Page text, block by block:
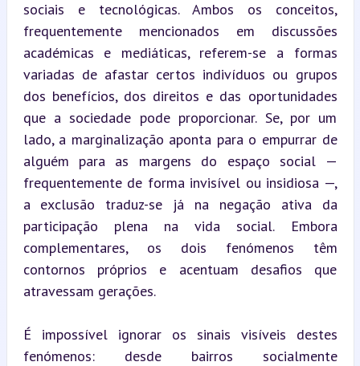
sociais e tecnológicas. Ambos os conceitos,
frequentemente mencionados em discussões
académicas e mediáticas, referem-se a formas
variadas de afastar certos indivíduos ou grupos
dos benefícios, dos direitos e das oportunidades
que a sociedade pode proporcionar. Se, por um
lado, a marginalização aponta para o empurrar de
alguém para as margens do espaço social —
frequentemente de forma invisível ou insidiosa —,
a exclusão traduz-se já na negação ativa da
participação plena na vida social. Embora
complementares, os dois fenómenos têm
contornos próprios e acentuam desafios que
atravessam gerações.
É impossível ignorar os sinais visíveis destes
fenómenos: desde bairros socialmente